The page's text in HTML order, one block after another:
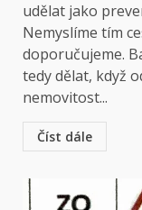
udělat jako
Nemyslíme tím
doporučujeme.
tedy dělat, když
nemovitost...
Číst dále